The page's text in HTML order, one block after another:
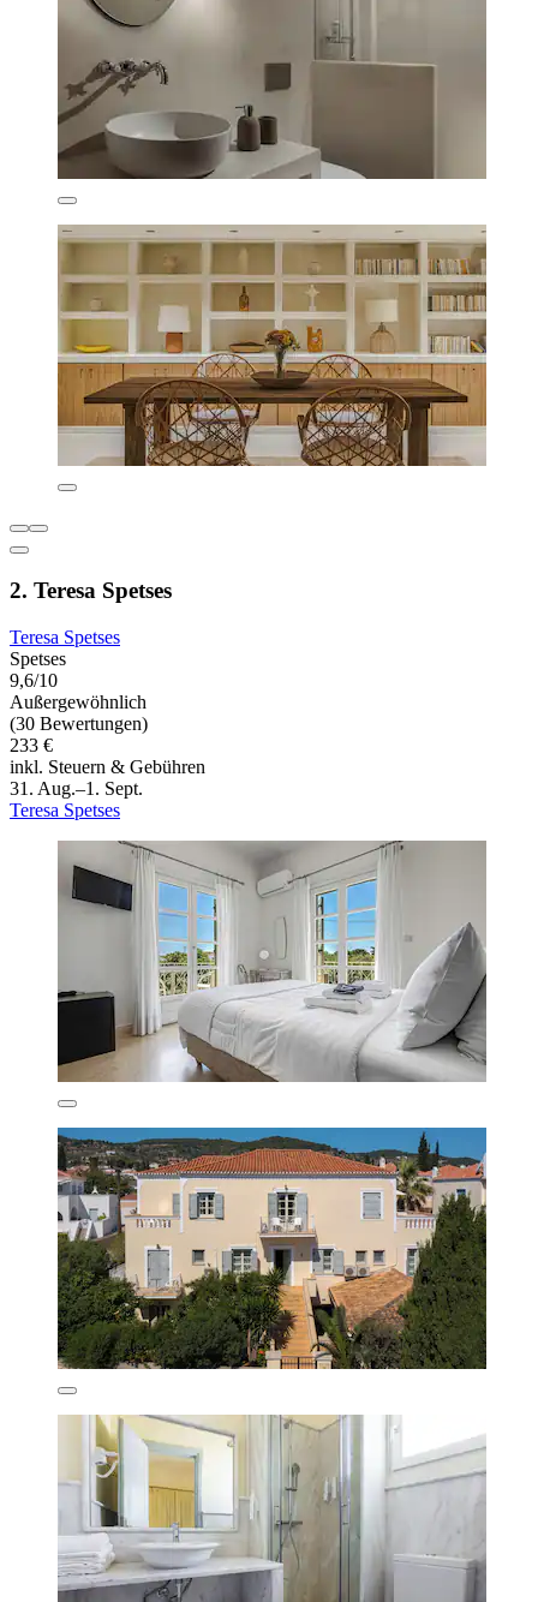
2. Teresa Spetses
Teresa Spetses
Spetses
9,6/10
Außergewöhnlich
(30 Bewertungen)
233 €
inkl. Steuern & Gebühren
31. Aug.–1. Sept.
Teresa Spetses